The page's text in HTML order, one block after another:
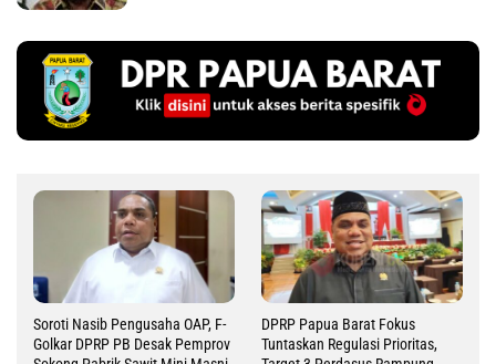
Soroti Nasib Pengusaha OAP, F-
Golkar DPRP PB Desak Pemprov
DPRP Papua Barat Fokus
Tuntaskan Regulasi Prioritas,